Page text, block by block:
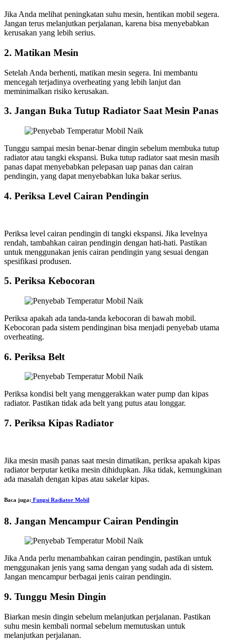
Jika Anda melihat peningkatan suhu mesin, hentikan mobil segera.
Jangan terus melanjutkan perjalanan, karena bisa menyebabkan
kerusakan yang lebih serius.
2. Matikan Mesin
Setelah Anda berhenti, matikan mesin segera. Ini membantu
mencegah terjadinya overheating yang lebih lanjut dan
meminimalkan risiko kerusakan.
3. Jangan Buka Tutup Radiator Saat Mesin Panas
Tunggu sampai mesin benar-benar dingin sebelum membuka tutup
radiator atau tangki ekspansi. Buka tutup radiator saat mesin masih
panas dapat menyebabkan pelepasan uap panas dan cairan
pendingin, yang dapat menyebabkan luka bakar serius.
4. Periksa Level Cairan Pendingin
Periksa level cairan pendingin di tangki ekspansi. Jika levelnya
rendah, tambahkan cairan pendingin dengan hati-hati. Pastikan
untuk menggunakan jenis cairan pendingin yang sesuai dengan
spesifikasi produsen.
5. Periksa Kebocoran
Periksa apakah ada tanda-tanda kebocoran di bawah mobil.
Kebocoran pada sistem pendinginan bisa menjadi penyebab utama
overheating.
6. Periksa Belt
Periksa kondisi belt yang menggerakkan water pump dan kipas
radiator. Pastikan tidak ada belt yang putus atau longgar.
7. Periksa Kipas Radiator
Jika mesin masih panas saat mesin dimatikan, periksa apakah kipas
radiator berputar ketika mesin dihidupkan. Jika tidak, kemungkinan
ada masalah dengan kipas atau sakelar kipas.
Baca juga: Fungsi Radiator Mobil
8. Jangan Mencampur Cairan Pendingin
Jika Anda perlu menambahkan cairan pendingin, pastikan untuk
menggunakan jenis yang sama dengan yang sudah ada di sistem.
Jangan mencampur berbagai jenis cairan pendingin.
9. Tunggu Mesin Dingin
Biarkan mesin dingin sebelum melanjutkan perjalanan. Pastikan
suhu mesin kembali normal sebelum memutuskan untuk
melanjutkan perjalanan.